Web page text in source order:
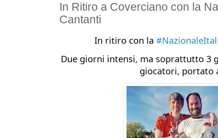
In Ritiro a Coverciano con la
Cantanti
In ritiro con la
Due giorni intensi, ma soprattutto 3
giocatori, portato